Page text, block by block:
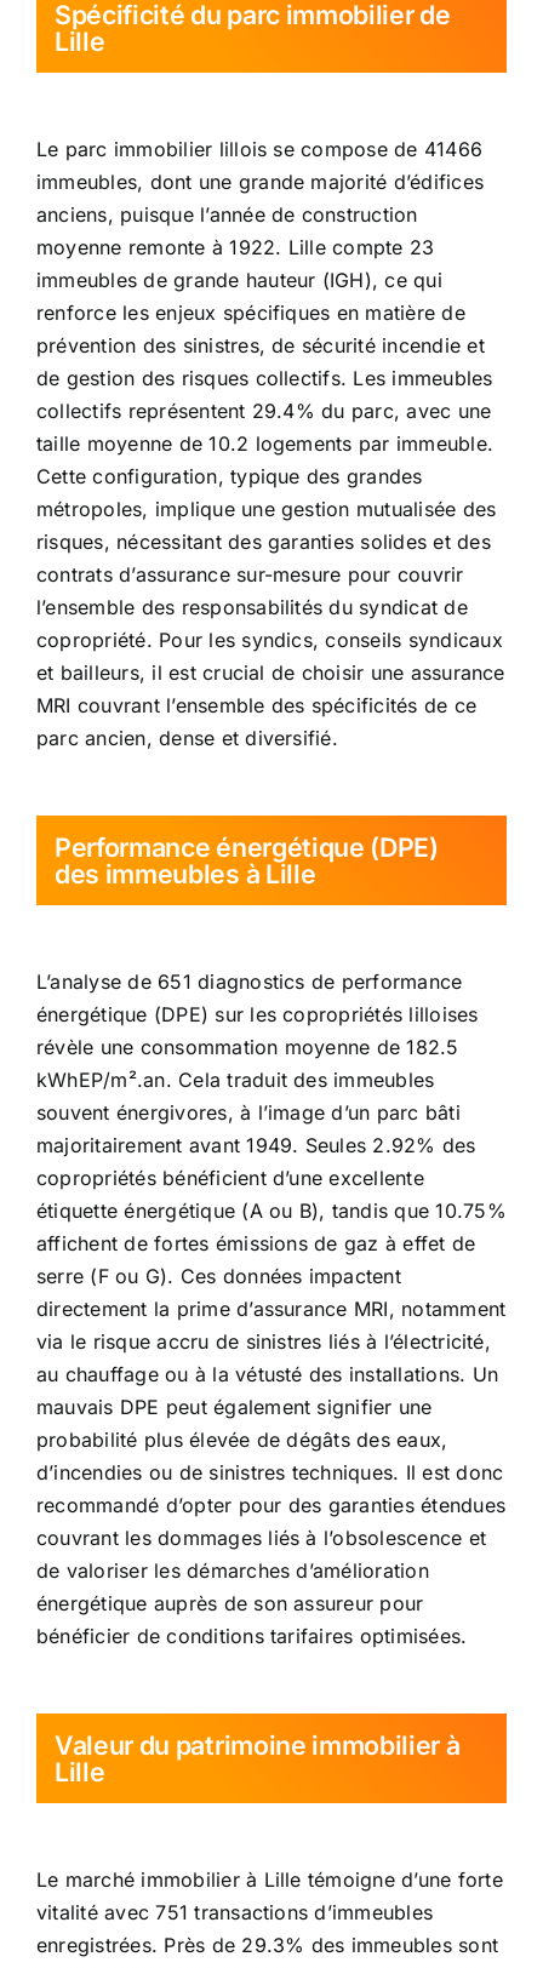
Spécificité du parc immobilier de
Lille
Le parc immobilier lillois se compose de 41466
immeubles, dont une grande majorité d’édifices
anciens, puisque l’année de construction
moyenne remonte à 1922. Lille compte 23
immeubles de grande hauteur (IGH), ce qui
renforce les enjeux spécifiques en matière de
prévention des sinistres, de sécurité incendie et
de gestion des risques collectifs. Les immeubles
collectifs représentent 29.4% du parc, avec une
taille moyenne de 10.2 logements par immeuble.
Cette configuration, typique des grandes
métropoles, implique une gestion mutualisée des
risques, nécessitant des garanties solides et des
contrats d’assurance sur-mesure pour couvrir
l’ensemble des responsabilités du syndicat de
copropriété. Pour les syndics, conseils syndicaux
et bailleurs, il est crucial de choisir une assurance
MRI couvrant l’ensemble des spécificités de ce
parc ancien, dense et diversifié.
Performance énergétique (DPE)
des immeubles à Lille
L’analyse de 651 diagnostics de performance
énergétique (DPE) sur les copropriétés lilloises
révèle une consommation moyenne de 182.5
kWhEP/m².an. Cela traduit des immeubles
souvent énergivores, à l’image d’un parc bâti
majoritairement avant 1949. Seules 2.92% des
copropriétés bénéficient d’une excellente
étiquette énergétique (A ou B), tandis que 10.75%
affichent de fortes émissions de gaz à effet de
serre (F ou G). Ces données impactent
directement la prime d’assurance MRI, notamment
via le risque accru de sinistres liés à l’électricité,
au chauffage ou à la vétusté des installations. Un
mauvais DPE peut également signifier une
probabilité plus élevée de dégâts des eaux,
d’incendies ou de sinistres techniques. Il est donc
recommandé d’opter pour des garanties étendues
couvrant les dommages liés à l’obsolescence et
de valoriser les démarches d’amélioration
énergétique auprès de son assureur pour
bénéficier de conditions tarifaires optimisées.
Valeur du patrimoine immobilier à
Lille
Le marché immobilier à Lille témoigne d’une forte
vitalité avec 751 transactions d’immeubles
enregistrées. Près de 29.3% des immeubles sont